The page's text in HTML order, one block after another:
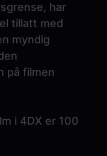
har
tillatt med
myndig
på filmen
i 4DX er 100